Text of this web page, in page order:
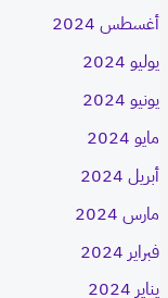
أغسطس 2024
يوليو 2024
يونيو 2024
مايو 2024
أبريل 2024
مارس 2024
فبراير 2024
يناير 2024